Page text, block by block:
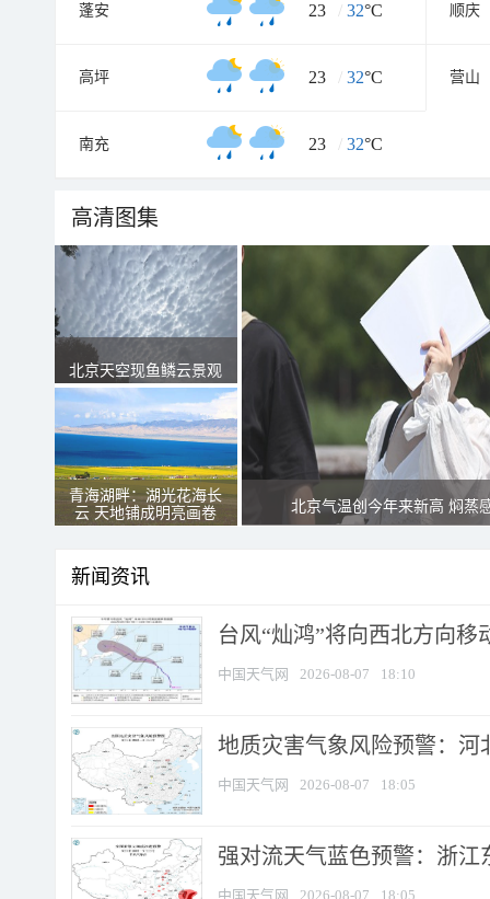
蓬安 23 / 32°C 顺庆
高坪 23 / 32°C 营山
南充 23 / 32°C
高清图集
北京天空现鱼鳞云景观
青海湖畔：湖光花海长
云 天地铺成明亮画卷
北京气温创今年来新高 焖蒸
新闻资讯
台风“灿鸿”将向西北方向移
中国天气网 2026-08-07 18:10
地质灾害气象风险预警：河
中国天气网 2026-08-07 18:05
强对流天气蓝色预警：浙江
中国天气网 2026-08-07 18:05